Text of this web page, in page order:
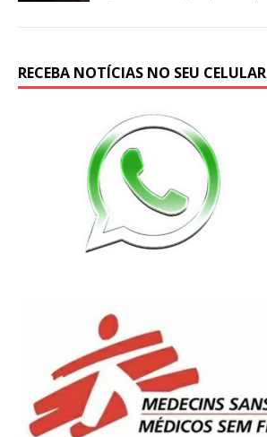
RECEBA NOTÍCIAS NO SEU CELULAR